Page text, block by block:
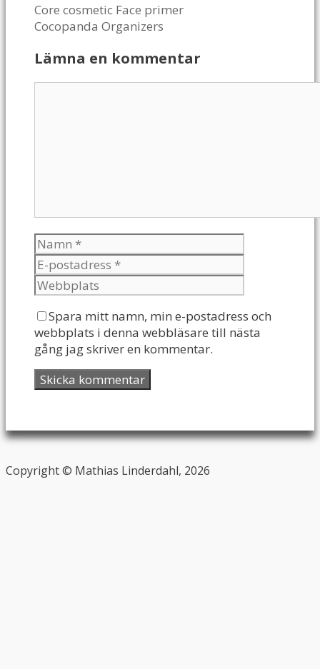
Core cosmetic Face primer
Cocopanda Organizers
Lämna en kommentar
Spara mitt namn, min e-postadress och
webbplats i denna webbläsare till nästa
gång jag skriver en kommentar.
Copyright © Mathias Linderdahl, 2026